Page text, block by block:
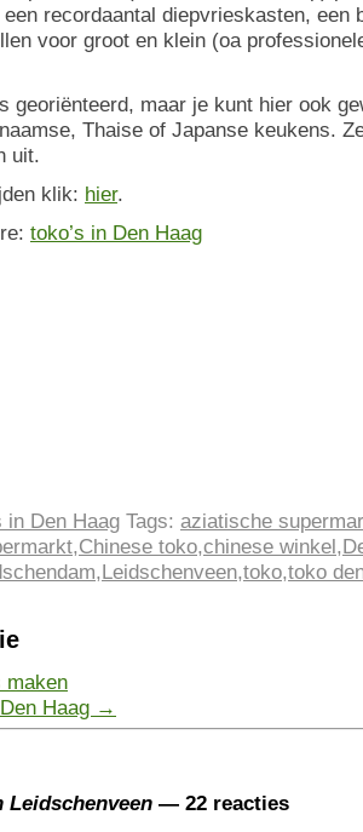
recordaantal diepvrieskasten, een
voor groot en klein (oa
georiënteerd, maar je kunt hier ook
Thaise of Japanse keukens.
uit.
klik: hier.
toko’s in Den Haag
in Den Haag Tags: aziatische
,Chinese toko,chinese winkel,
,Leidschenveen,toko,toko
maken
Haag →
Leidschenveen — 22 reacties